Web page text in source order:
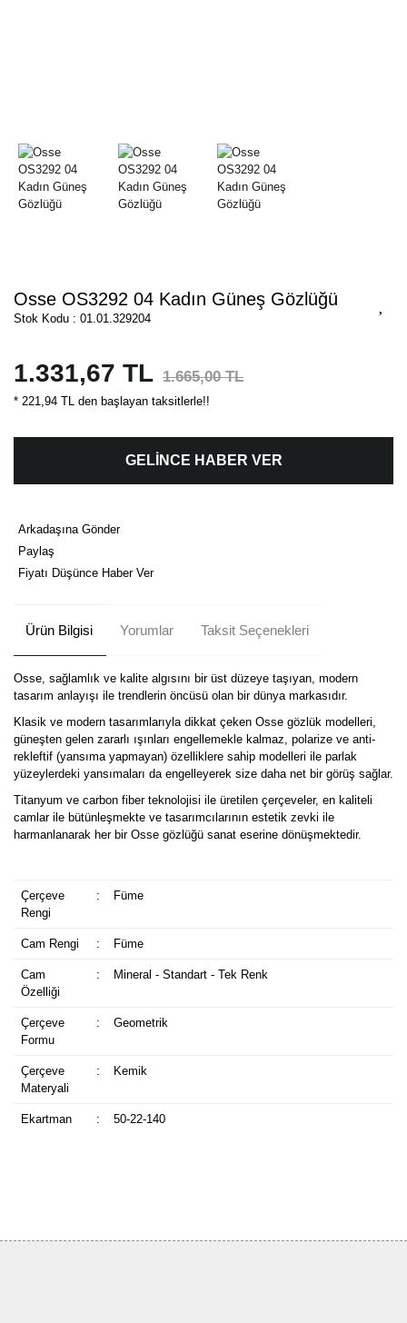
Osse OS3292 04 Kadın Güneş Gözlüğü
Stok Kodu : 01.01.329204
1.331,67 TL 1.665,00 TL
* 221,94 TL den başlayan taksitlerle!!
GELİNCE HABER VER
Arkadaşına Gönder
Paylaş
Fiyatı Düşünce Haber Ver
Ürün Bilgisi Yorumlar Taksit Seçenekleri
Osse, sağlamlık ve kalite algısını bir üst düzeye taşıyan, modern
tasarım anlayışı ile trendlerin öncüsü olan bir dünya markasıdır.
Klasik ve modern tasarımlarıyla dikkat çeken Osse gözlük modelleri,
güneşten gelen zararlı ışınları engellemekle kalmaz, polarize ve anti-
rekleftif (yansıma yapmayan) özelliklere sahip modelleri ile parlak
yüzeylerdeki yansımaları da engelleyerek size daha net bir görüş sağlar.
Titanyum ve carbon fiber teknolojisi ile üretilen çerçeveler, en kaliteli
camlar ile bütünleşmekte ve tasarımcılarının estetik zevki ile
harmanlanarak her bir Osse gözlüğü sanat eserine dönüşmektedir.
Çerçeve
Rengi
: Füme
Cam Rengi : Füme
Cam
Özelliği
: Mineral - Standart - Tek Renk
Çerçeve
Formu
: Geometrik
Çerçeve
Materyali
: Kemik
Ekartman : 50-22-140